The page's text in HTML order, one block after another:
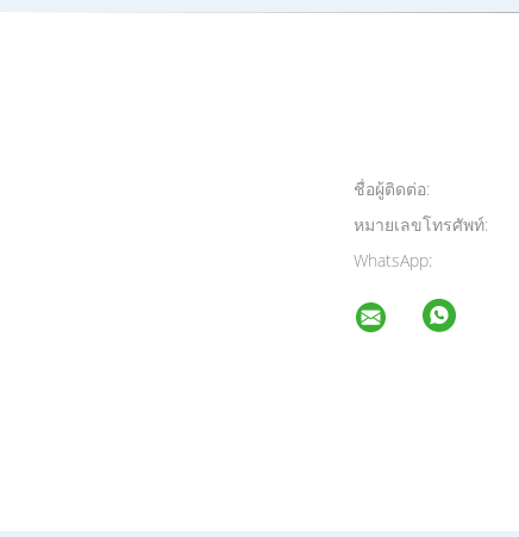
ชื่อผู้ติดต่อ:
หมายเลขโทรศัพท์:
WhatsApp: